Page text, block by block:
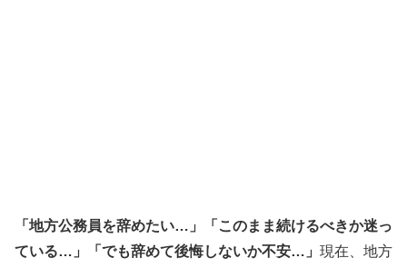
「地方公務員を辞めたい…」「このまま続けるべきか迷っ
ている…」「でも辞めて後悔しないか不安…」 現在、地方